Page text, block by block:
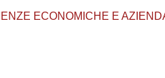
ECONOMICHE E